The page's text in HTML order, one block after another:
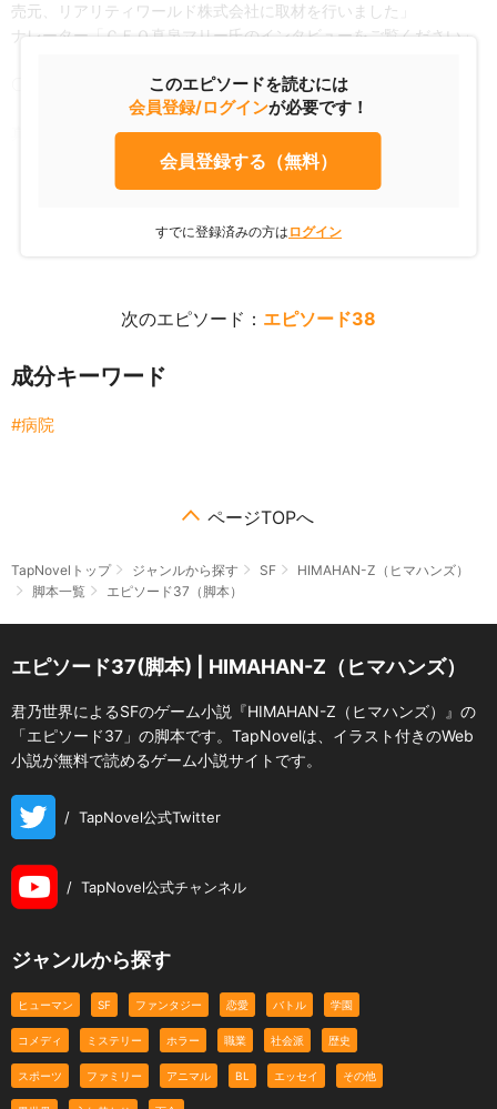
売元、リアリティワールド株式会社に取材を行いました」
ナレーター「ＣＥＯ真泉マリー氏のインタビューをご覧ください」
ビルの玄関で、マリーが記者に囲まれている。
真泉マリー「ＨＩＭＡＨＡＮ-Ｚに欠陥はございません」
このエピソードを読むには
会員登録/ログインが必要です！
会員登録する（無料）
すでに登録済みの方は ログイン
次のエピソード： エピソード38
成分キーワード
病院
ページTOPへ
TapNovelトップ ジャンルから探す SF
HIMAHAN-Z（ヒマハンズ）
脚本一覧
エピソード37（脚本）
エピソード37(脚本) | HIMAHAN-Z（ヒマハンズ）
君乃世界によるSFのゲーム小説『HIMAHAN-Z（ヒマハンズ）』の
「エピソード37」の脚本です。TapNovelは、イラスト付きのWeb
小説が無料で読めるゲーム小説サイトです。
/ TapNovel公式Twitter
/ TapNovel公式チャンネル
ジャンルから探す
ヒューマン SF ファンタジー 恋愛 バトル 学園
コメディ ミステリー ホラー 職業 社会派 歴史
スポーツ ファミリー アニマル BL エッセイ その他